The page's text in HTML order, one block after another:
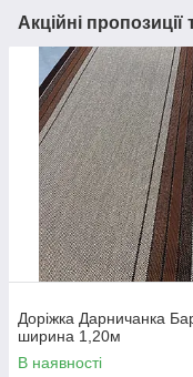
Акційні
Доріжка Дарничанка
ширина 1,20м
В наявності